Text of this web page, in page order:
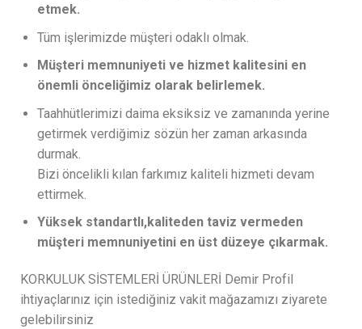
etmek.
Tüm işlerimizde müşteri odaklı olmak.
Müşteri memnuniyeti ve hizmet kalitesini en
önemli önceliğimiz olarak belirlemek.
Taahhütlerimizi daima eksiksiz ve zamanında yerine
getirmek verdiğimiz sözün her zaman arkasında
durmak.
Bizi öncelikli kılan farkımız kaliteli hizmeti devam
ettirmek.
Yüksek standartlı,kaliteden taviz vermeden
müşteri memnuniyetini en üst düzeye çıkarmak.
KORKULUK SİSTEMLERİ ÜRÜNLERİ Demir Profil
ihtiyaçlarınız için istediğiniz vakit mağazamızı ziyarete
gelebilirsiniz